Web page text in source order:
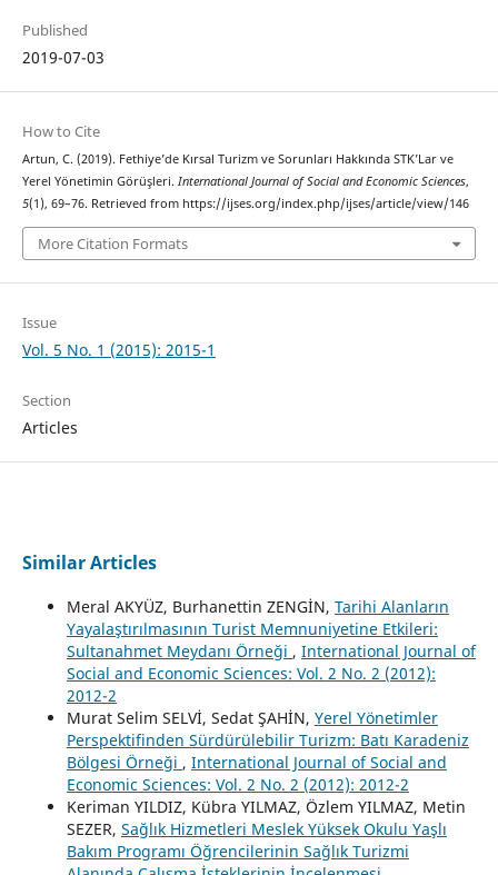
Published
2019-07-03
How to Cite
Artun, C. (2019). Fethiye’de Kırsal Turizm ve Sorunları Hakkında STK’Lar ve
Yerel Yönetimin Görüşleri. International Journal of Social and Economic Sciences,
5(1), 69–76. Retrieved from https://ijses.org/index.php/ijses/article/view/146
More Citation Formats
Issue
Vol. 5 No. 1 (2015): 2015-1
Section
Articles
Similar Articles
Meral AKYÜZ, Burhanettin ZENGİN, Tarihi Alanların
Yayalaştırılmasının Turist Memnuniyetine Etkileri:
Sultanahmet Meydanı Örneği , International Journal of
Social and Economic Sciences: Vol. 2 No. 2 (2012):
2012-2
Murat Selim SELVİ, Sedat ŞAHİN, Yerel Yönetimler
Perspektifinden Sürdürülebilir Turizm: Batı Karadeniz
Bölgesi Örneği , International Journal of Social and
Economic Sciences: Vol. 2 No. 2 (2012): 2012-2
Keriman YILDIZ, Kübra YILMAZ, Özlem YILMAZ, Metin
SEZER, Sağlık Hizmetleri Meslek Yüksek Okulu Yaşlı
Bakım Programı Öğrencilerinin Sağlık Turizmi